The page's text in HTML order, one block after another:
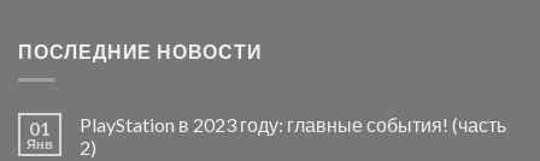
ПОСЛЕДНИЕ НОВОСТИ
01
Янв
PlayStation в 2023 году: главные события! (часть
2)